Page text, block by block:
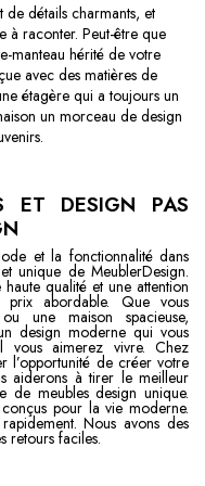
de détails charmants, et
à raconter. Peut-être que
manteau hérité de votre
avec des matières de
étagère qui a toujours un
un morceau de design
ET DESIGN PAS
et la fonctionnalité dans
unique de MeublerDesign.
qualité et une attention
abordable. Que vous
une maison spacieuse,
design moderne qui vous
aimerez vivre. Chez
l’opportunité de créer votre
aiderons à tirer le meilleur
de meubles design unique.
pour la vie moderne.
Nous avons des
retours faciles.